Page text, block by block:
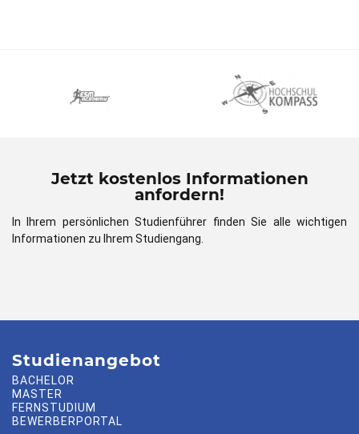
Jetzt kostenlos Informationen
anfordern!
In Ihrem persönlichen Studienführer finden Sie alle wichtigen
Informationen zu Ihrem Studiengang.
Studienangebot
BACHELOR
MASTER
FERNSTUDIUM
BEWERBERPORTAL